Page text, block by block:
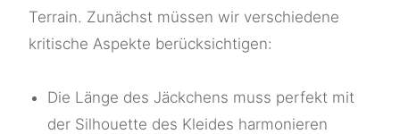
Terrain. Zunächst müssen wir verschiedene
kritische Aspekte berücksichtigen:
Die Länge des Jäckchens muss perfekt mit
der Silhouette des Kleides harmonieren